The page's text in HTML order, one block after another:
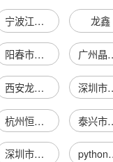
宁波江星明赛金属科技有限公司 龙鑫
阳春市八甲镇和兴购物中心 广州晶
西安龙跃货物运输有限公司 深圳市鹏
杭州恒大国际建材家居博览中心蒙庆华家具商行 泰兴市
深圳市李晓美术创意有限公司